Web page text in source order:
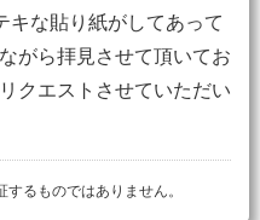
キな貼り紙がしてあって
がら拝見させて頂いてお
クエストさせていただい
るものではありません。